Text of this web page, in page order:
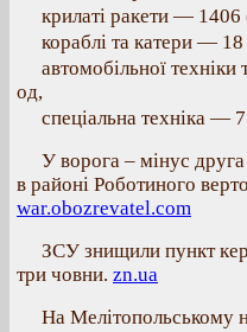
крилаті ракети —
кораблі та катери —
автомобільної
од,
спеціальна техніка —
У ворога – мінус
в районі Роботиного
war.obozrevatel.com
ЗСУ знищили пункт
три човни. zn.ua
На Мелітопольському